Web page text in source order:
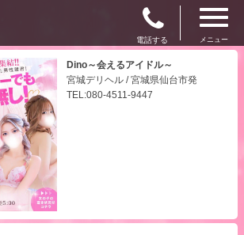
電話する メニュー
Dino～会えるアイドル～
宮城デリヘル / 宮城県仙台市発
TEL:080-4511-9447